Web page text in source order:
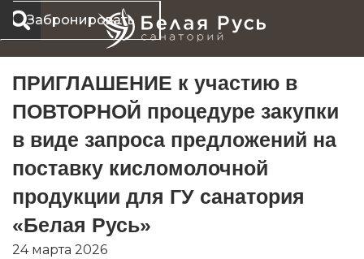
Перейти
Забронировать
ПРИГЛАШЕНИЕ к участию в
ПОВТОРНОЙ процедуре закупки
в виде запроса предложений на
поставку кисломолочной
продукции для ГУ санатория
«Белая Русь»
24 марта 2026